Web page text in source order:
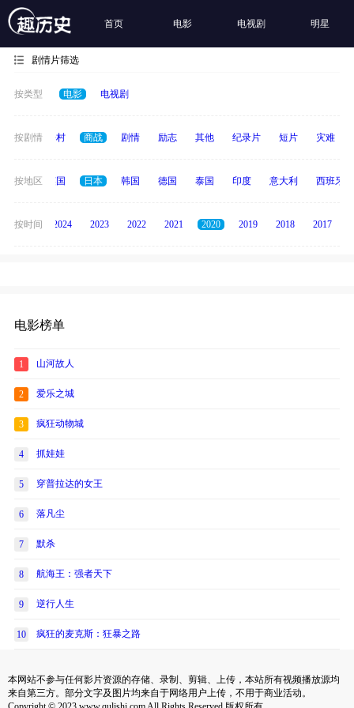
首页 电影 电视剧 明星
剧情片筛选
按类型 电影 电视剧
按剧情
历史 乡村 商战 剧情 励志 其他 纪录片 短片 灾难
按地区
法国 英国 日本 韩国 德国 泰国 印度 意大利 西班牙
按时间
2025 2024 2023 2022 2021 2020 2019 2018 2017
电影榜单
1 山河故人
2 爱乐之城
3 疯狂动物城
4 抓娃娃
5 穿普拉达的女王
6 落凡尘
7 默杀
8 航海王：强者天下
9 逆行人生
10 疯狂的麦克斯：狂暴之路
本网站不参与任何影片资源的存储、录制、剪辑、上传，本站所有视频播放源均
来自第三方。部分文字及图片均来自于网络用户上传，不用于商业活动。